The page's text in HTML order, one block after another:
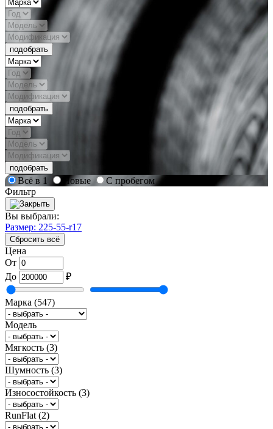
подобрать
подобрать
подобрать
Всё в 1 Новые
С пробегом
Фильтр
Вы выбрали:
Размер: 225-55-r17
Сбросить всё
Цена
От
До
₽
Марка (547)
Модель
Мягкость (3)
Шумность (3)
Износостойкость (3)
RunFlat (2)